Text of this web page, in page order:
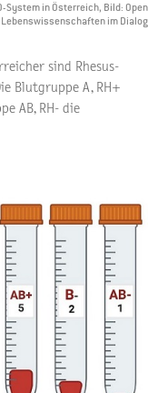
System in Österreich, Bild: Open
im Dialog
sind Rhesus-
Blutgruppe A, RH+
AB, RH- die